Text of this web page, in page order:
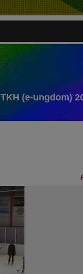
TKH (e-ungdom)